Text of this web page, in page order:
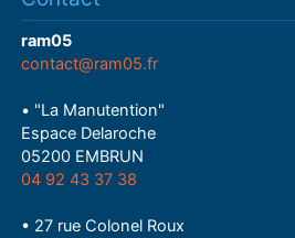
ram05
contact@ram05.fr
• "La Manutention"
Espace Delaroche
05200 EMBRUN
04 92 43 37 38
• 27 rue Colonel Roux